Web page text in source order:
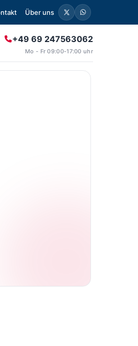
Über uns
+49 69 247563062
Mo - Fr 09:00-17:00 uhr